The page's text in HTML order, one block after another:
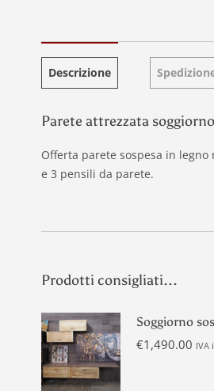
Descrizione
Parete attrezzata
Offerta parete sospesa in
e 3 pensili da parete.
Prodotti consigliati...
Soggiorno
€1,490.00 IVA